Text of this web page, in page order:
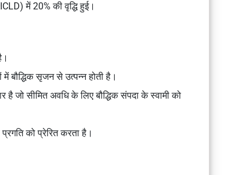
में 20% की वृद्धि हुई।
में बौद्धिक सृजन से उत्पन्न होती है।
है जो सीमित अवधि के लिए बौद्धिक संपदा के स्वामी को
को प्रेरित करता है।